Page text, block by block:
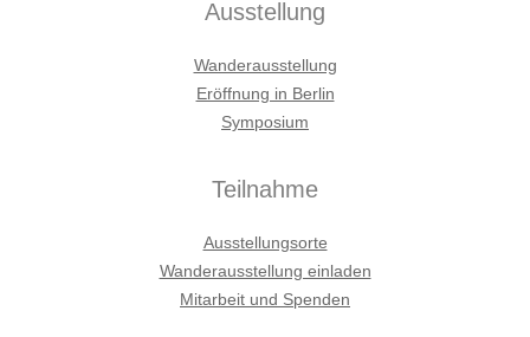
Ausstellung
Wanderausstellung
Eröffnung in Berlin
Symposium
Teilnahme
Ausstellungsorte
Wanderausstellung einladen
Mitarbeit und Spenden